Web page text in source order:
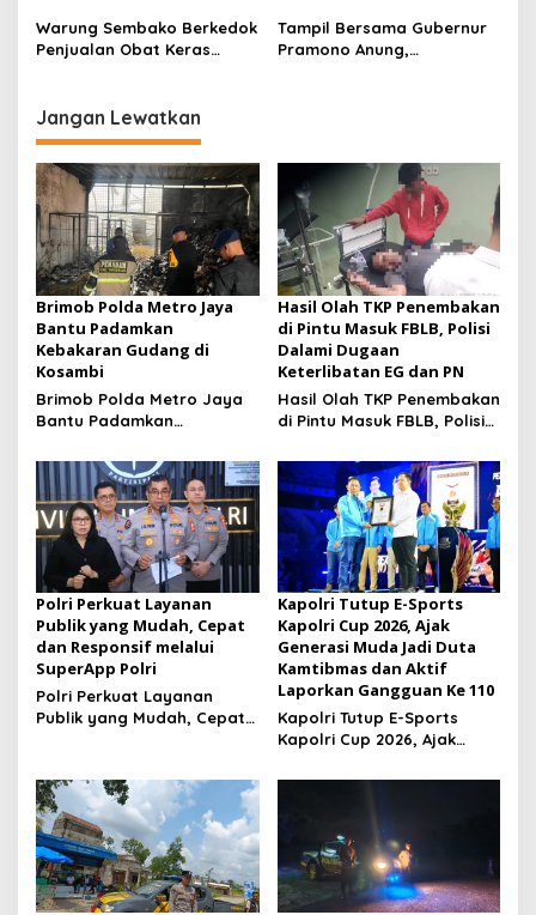
Secara Luas Mulai 20
Agustus 2026
Bersalah
Warung Sembako Berkedok
Penjualan Obat Keras
Tampil Bersama Gubernur
Pramono Anung,
Jangan Lewatkan
Brimob Polda Metro Jaya
Bantu Padamkan
Kebakaran Gudang di
Kosambi
Brimob Polda Metro Jaya
Bantu Padamkan
Kosambi
Hasil Olah TKP Penembakan
di Pintu Masuk FBLB, Polisi
Dalami Dugaan
Keterlibatan EG dan PN
Hasil Olah TKP Penembakan
di Pintu Masuk FBLB, Polisi
Keterlibatan EG dan PN
Polri Perkuat Layanan
Publik yang Mudah, Cepat
dan Responsif melalui
SuperApp Polri
Polri Perkuat Layanan
Publik yang Mudah, Cepat
Kapolri Tutup E-Sports
Kapolri Cup 2026, Ajak
Generasi Muda Jadi Duta
Kamtibmas dan Aktif
Laporkan Gangguan Ke 110
Kapolri Tutup E-Sports
Kapolri Cup 2026, Ajak
Kamtibmas dan Aktif